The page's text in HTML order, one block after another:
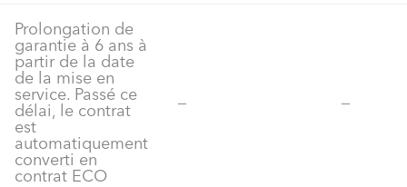
Prolongation de
garantie à 6 ans à
partir de la date
de la mise en
service. Passé ce
délai, le contrat
est
automatiquement
converti en
contrat ECO
‒ ‒